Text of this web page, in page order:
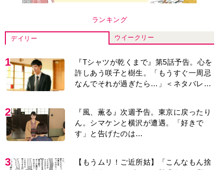
ランキング
デイリー ウイークリー
1
『Tシャツが乾くまで』第5話予告。心を
許しあう咲子と樹生。「もうすぐ一周忌
なんでそれが過ぎたら…」＜ネタバレあ
2
『風、薫る』次週予告。東京に戻ったり
ん。シマケンと横沢が遭遇。「好きで
す」と告げたのは…
3
【もうムリ！ご近所姑】「こんなもん捨